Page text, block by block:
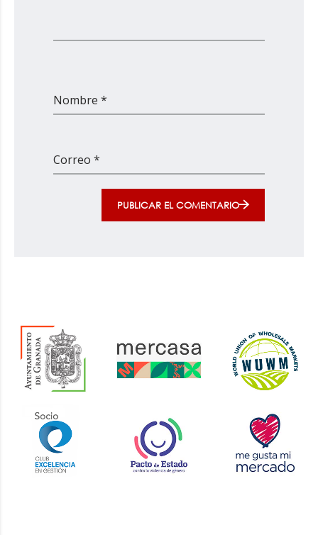
Nombre *
Correo *
PUBLICAR EL COMENTARIO